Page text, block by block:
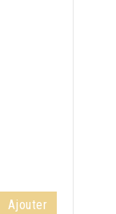
Ajouter